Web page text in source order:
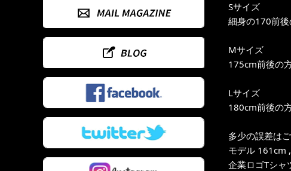
Sサイズ
細身の170前
Mサイズ
175cm前後の
Lサイズ
180cm前後の
多少の誤差は
モデル 161cm
企業ロゴTシャ